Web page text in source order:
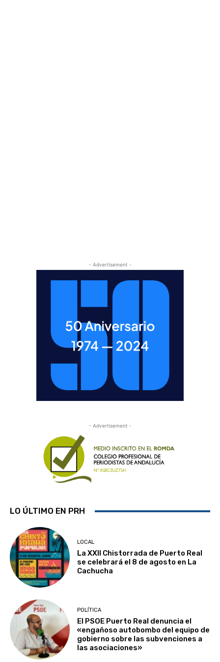
- Advertisement -
- Advertisement -
LO ÚLTIMO EN PRH
LOCAL
La XXII Chistorrada de Puerto Real
se celebrará el 8 de agosto en La
Cachucha
POLÍTICA
El PSOE Puerto Real denuncia el
«engañoso autobombo del equipo de
gobierno sobre las subvenciones a
las asociaciones»